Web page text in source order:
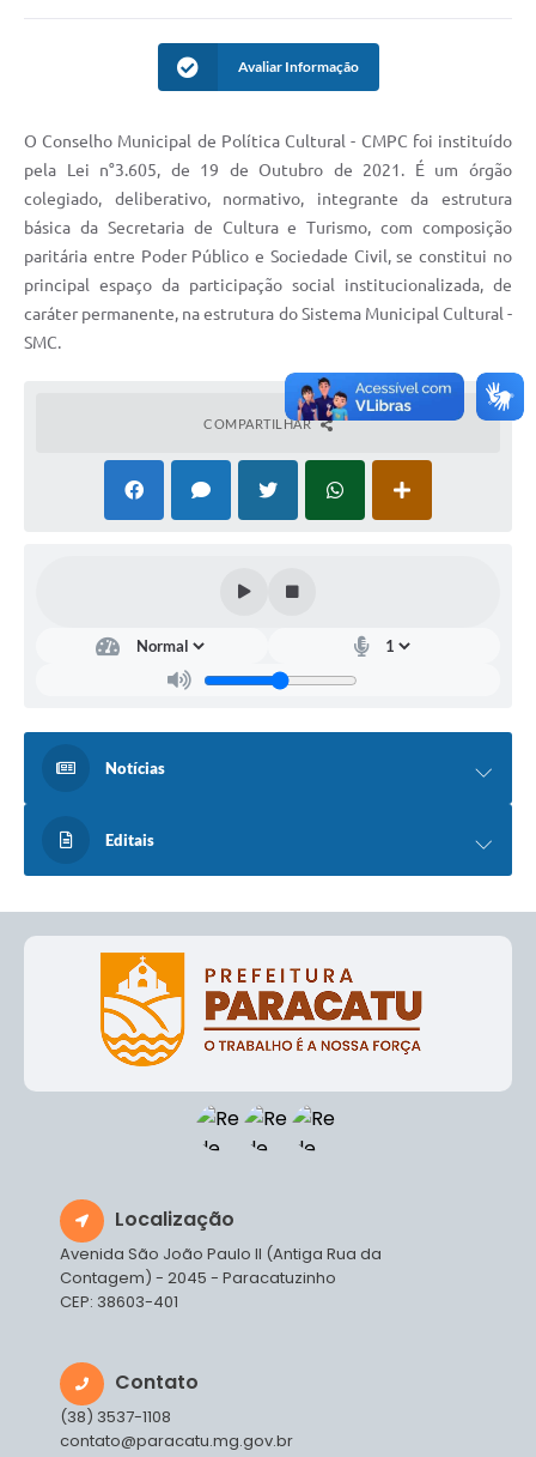
Avaliar Informação
O Conselho Municipal de Política Cultural - CMPC foi instituído
pela Lei n°3.605, de 19 de Outubro de 2021. É um órgão
colegiado, deliberativo, normativo, integrante da estrutura
básica da Secretaria de Cultura e Turismo, com composição
paritária entre Poder Público e Sociedade Civil, se constitui no
principal espaço da participação social institucionalizada, de
caráter permanente, na estrutura do Sistema Municipal Cultural -
SMC.
COMPARTILHAR
Notícias
Editais
Localização
Avenida São João Paulo II (Antiga Rua da
Contagem) - 2045 - Paracatuzinho
CEP: 38603-401
Contato
(38) 3537-1108
contato@paracatu.mg.gov.br